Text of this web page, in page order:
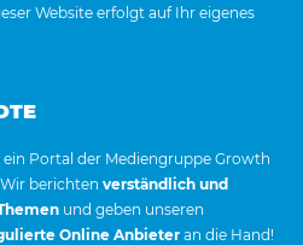
Website erfolgt auf Ihr eigenes
Portal der Mediengruppe Growth
berichten verständlich und
und geben unseren
Online Anbieter an die Hand!